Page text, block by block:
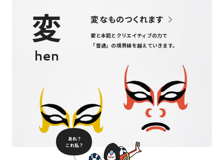
変
hen
変なものつくれます
愛と本能とクリエイティブの力で
「普通」の境界線を越えていきます。
あれ？
これ私？